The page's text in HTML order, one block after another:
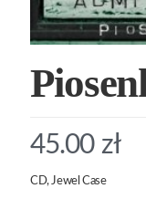
45.00 zł
CD, Jewel Case